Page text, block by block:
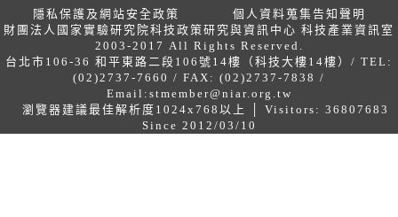
隱私保護及網站安全政策
個人資料蒐集告知聲明
財團法人國家實驗研究院科技政策研究與資訊中心 科技產業資訊室
2003-2017 All Rights Reserved.
台北市106-36 和平東路二段106號14樓（科技大樓14樓）/ TEL:
(02)2737-7660 / FAX: (02)2737-7838 /
Email: stmember@niar.org.tw
瀏覽器建議最佳解析度1024x768以上 │ Visitors: 36807683
Since 2012/03/10